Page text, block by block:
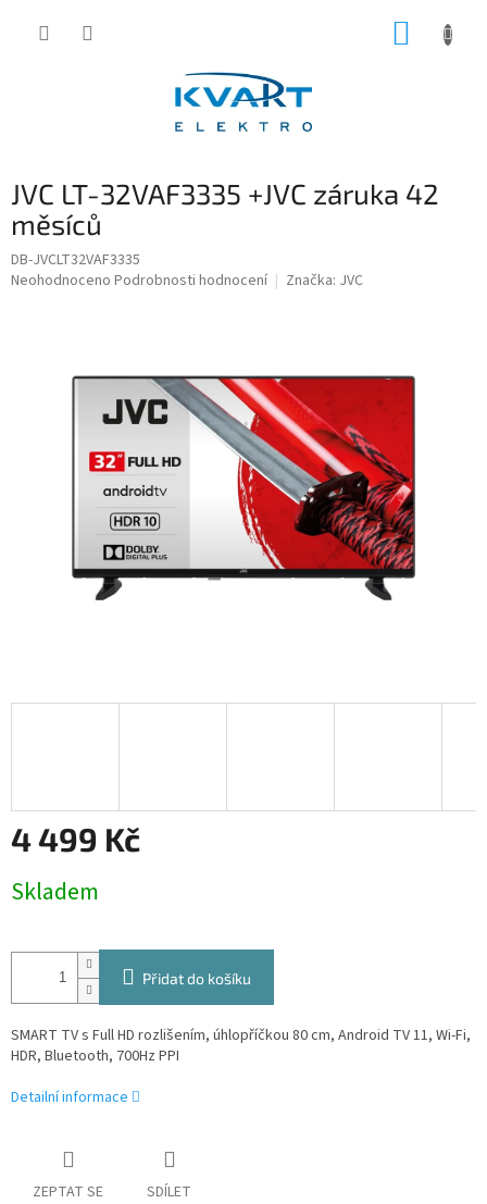
JVC LT-32VAF3335 +JVC záruka 42
měsíců
DB-JVCLT32VAF3335
Průměrné
Neohodnoceno Podrobnosti hodnocení Značka: JVC
4 499 Kč
cena:
Skladem
Přidat do košíku
SMART TV s Full HD rozlišením, úhlopříčkou 80 cm, Android TV 11, Wi-Fi,
HDR, Bluetooth, 700Hz PPI
Detailní informace
ZEPTAT SE SDÍLET